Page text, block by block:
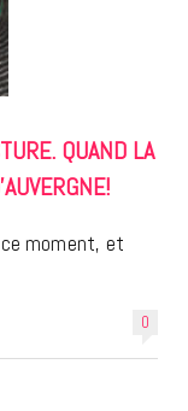
QUAND LA
moment, et
0